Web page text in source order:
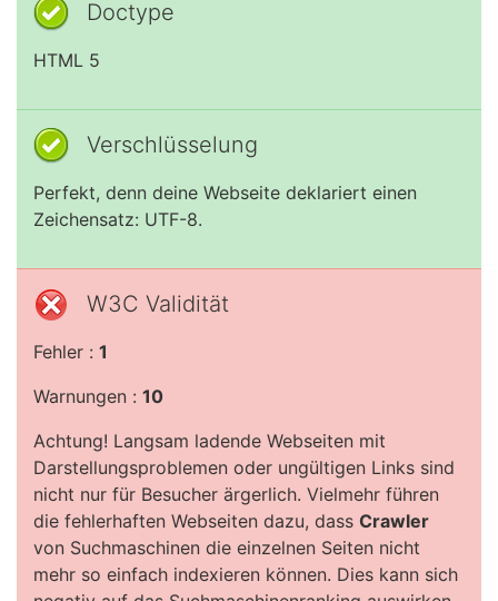
Doctype
HTML 5
Verschlüsselung
Perfekt, denn deine Webseite deklariert einen
Zeichensatz: UTF-8.
W3C Validität
Fehler : 1
Warnungen : 10
Achtung! Langsam ladende Webseiten mit
Darstellungsproblemen oder ungültigen Links sind
nicht nur für Besucher ärgerlich. Vielmehr führen
die fehlerhaften Webseiten dazu, dass Crawler
von Suchmaschinen die einzelnen Seiten nicht
mehr so einfach indexieren können. Dies kann sich